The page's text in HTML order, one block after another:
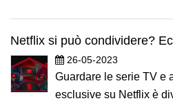
Netflix si può condividere?
26-05-2023
Guardare le serie TV e
esclusive su Netflix è